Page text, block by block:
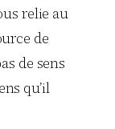
relie au
de
de sens
qu’il